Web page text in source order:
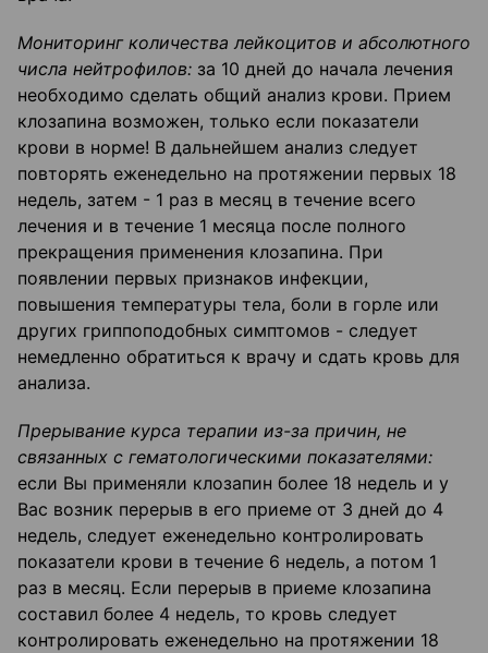
Мониторинг количества лейкоцитов и абсолютного
числа нейтрофилов: за 10 дней до начала лечения
необходимо сделать общий анализ крови. Прием
клозапина возможен, только если показатели
крови в норме! В дальнейшем анализ следует
повторять еженедельно на протяжении первых 18
недель, затем - 1 раз в месяц в течение всего
лечения и в течение 1 месяца после полного
прекращения применения клозапина. При
появлении первых признаков инфекции,
повышения температуры тела, боли в горле или
других гриппоподобных симптомов - следует
немедленно обратиться к врачу и сдать кровь для
анализа.
Прерывание курса терапии из-за причин, не
связанных с гематологическими показателями:
если Вы применяли клозапин более 18 недель и у
Вас возник перерыв в его приеме от 3 дней до 4
недель, следует еженедельно контролировать
показатели крови в течение 6 недель, а потом 1
раз в месяц. Если перерыв в приеме клозапина
составил более 4 недель, то кровь следует
контролировать еженедельно на протяжении 18